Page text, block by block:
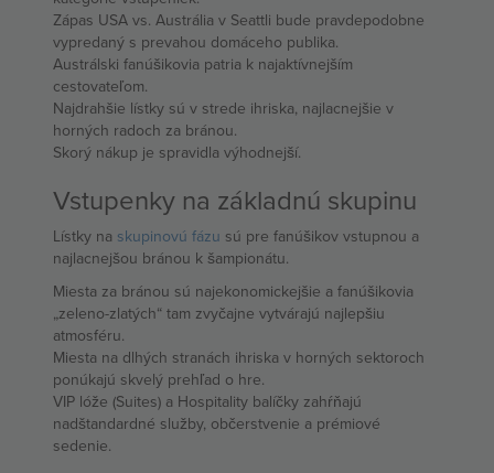
Zápas USA vs. Austrália v Seattli bude pravdepodobne
vypredaný s prevahou domáceho publika.
Austrálski fanúšikovia patria k najaktívnejším
cestovateľom.
Najdrahšie lístky sú v strede ihriska, najlacnejšie v
horných radoch za bránou.
Skorý nákup je spravidla výhodnejší.
Vstupenky na základnú skupinu
Lístky na skupinovú fázu sú pre fanúšikov vstupnou a
najlacnejšou bránou k šampionátu.
Miesta za bránou sú najekonomickejšie a fanúšikovia
„zeleno-zlatých“ tam zvyčajne vytvárajú najlepšiu
atmosféru.
Miesta na dlhých stranách ihriska v horných sektoroch
ponúkajú skvelý prehľad o hre.
VIP lóže (Suites) a Hospitality balíčky zahŕňajú
nadštandardné služby, občerstvenie a prémiové
sedenie.